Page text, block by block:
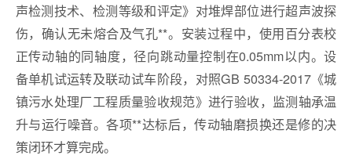
声检测技术、检测等级和评定》对堆焊部位进行超声波探
伤，确认无未熔合及气孔**。安装过程中，使用百分表校
正传动轴的同轴度，径向跳动量控制在0.05mm以内。设
备单机试运转及联动试车阶段，对照GB 50334-2017《城
镇污水处理厂工程质量验收规范》进行验收，监测轴承温
升与运行噪音。各项**达标后，传动轴磨损换还是修的决
策闭环才算完成。